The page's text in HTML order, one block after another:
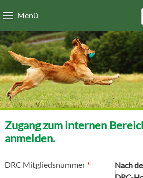
Menü
Zugang zum internen
anmelden.
DRC Mitgliedsnummer *
Nach